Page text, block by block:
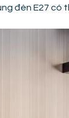
đèn E27